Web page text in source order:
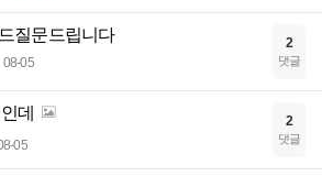
질문드립니다
08-05
2
댓글
데
05
2
댓글